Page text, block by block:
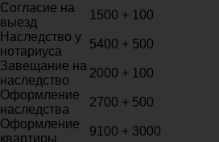
Согласие на
выезд
1500 + 100
Наследство у
нотариуса
5400 + 500
Завещание на
наследство
2000 + 100
Оформление
наследства
2700 + 500
Оформление
квартиры
9100 + 3000